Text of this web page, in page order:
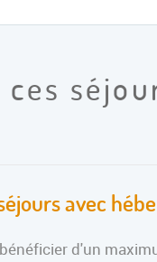
ces
avec
d'un